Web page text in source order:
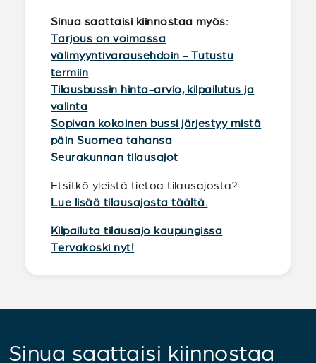
Sinua saattaisi kiinnostaa myös:
Tarjous on voimassa
välimyyntivarausehdoin - Tutustu
termiin
Tilausbussin hinta-arvio, kilpailutus ja
valinta
Sopivan kokoinen bussi järjestyy mistä
päin Suomea tahansa
Seurakunnan tilausajot
Etsitkö yleistä tietoa tilausajosta?
Lue lisää tilausajosta täältä.
Kilpailuta tilausajo kaupungissa
Tervakoski nyt!
Sinua saattaisi kiinnostaa